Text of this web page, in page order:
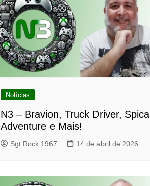
Notícias
N3 – Bravion, Truck Driver, Spica
Adventure e Mais!
Sgt Rock 1967 14 de abril de 2026